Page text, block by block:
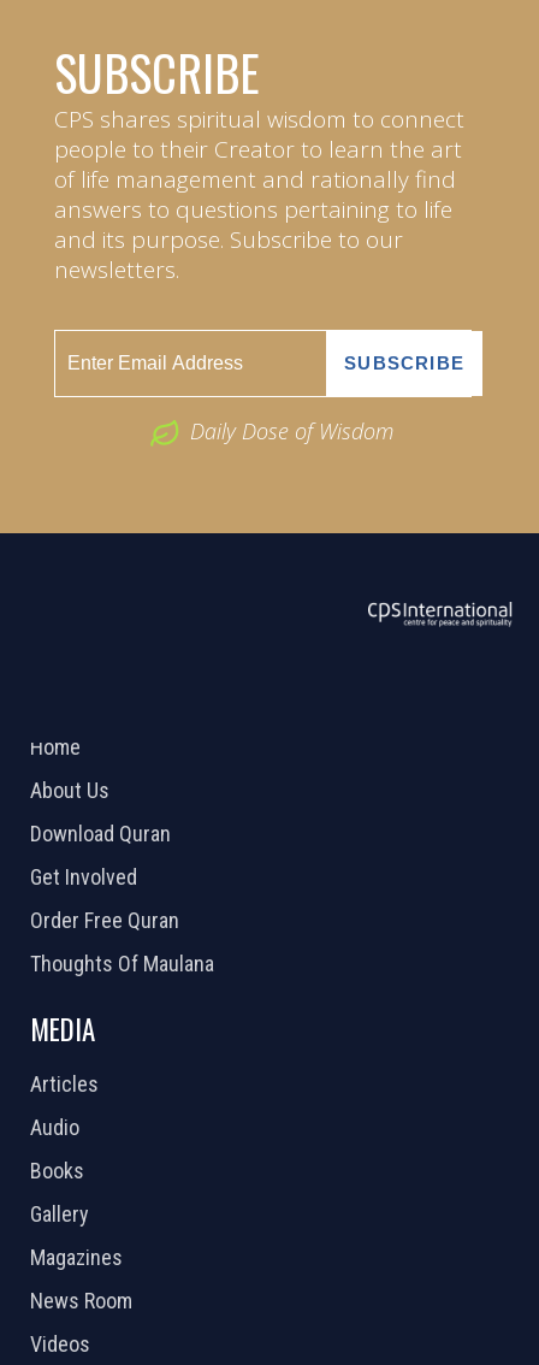
SUBSCRIBE
CPS shares spiritual wisdom to connect
people to their Creator to learn the art
of life management and rationally find
answers to questions pertaining to life
and its purpose. Subscribe to our
newsletters.
Daily Dose of Wisdom
Home
About Us
Download Quran
Get Involved
Order Free Quran
Thoughts Of Maulana
MEDIA
Articles
Audio
Books
Gallery
Magazines
News Room
Videos